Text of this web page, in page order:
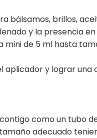
bálsamos, brillos,
y la presencia
de 5 ml hasta
y lograr una
como un tubo
adecuado